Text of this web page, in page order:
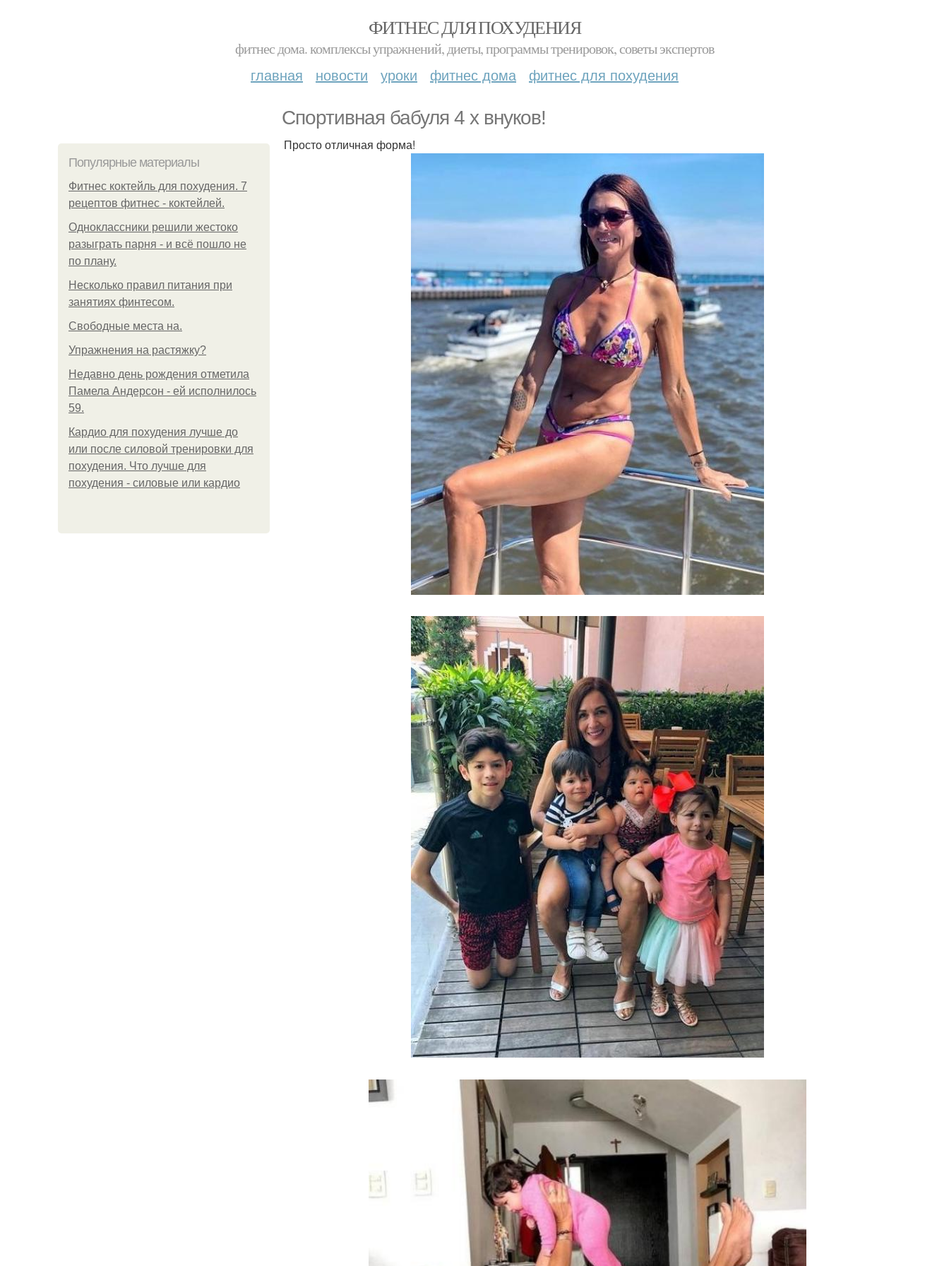
ФИТНЕС ДЛЯ ПОХУДЕНИЯ
фитнес дома. комплексы упражнений, диеты, программы тренировок, советы экспертов
главная новости уроки фитнес дома фитнес для похудения
Спортивная бабуля 4 х внуков!
Популярные материалы
Фитнес коктейль для похудения. 7
рецептов фитнес - коктейлей.
Одноклассники решили жестоко
разыграть парня - и всё пошло не
по плану.
Несколько правил питания при
занятиях финтесом.
Свободные места на.
Упражнения на растяжку?
Недавно день рождения отметила
Памела Андерсон - ей исполнилось
59.
Кардио для похудения лучше до
или после силовой тренировки для
похудения. Что лучше для
похудения - силовые или кардио
Просто отличная форма!